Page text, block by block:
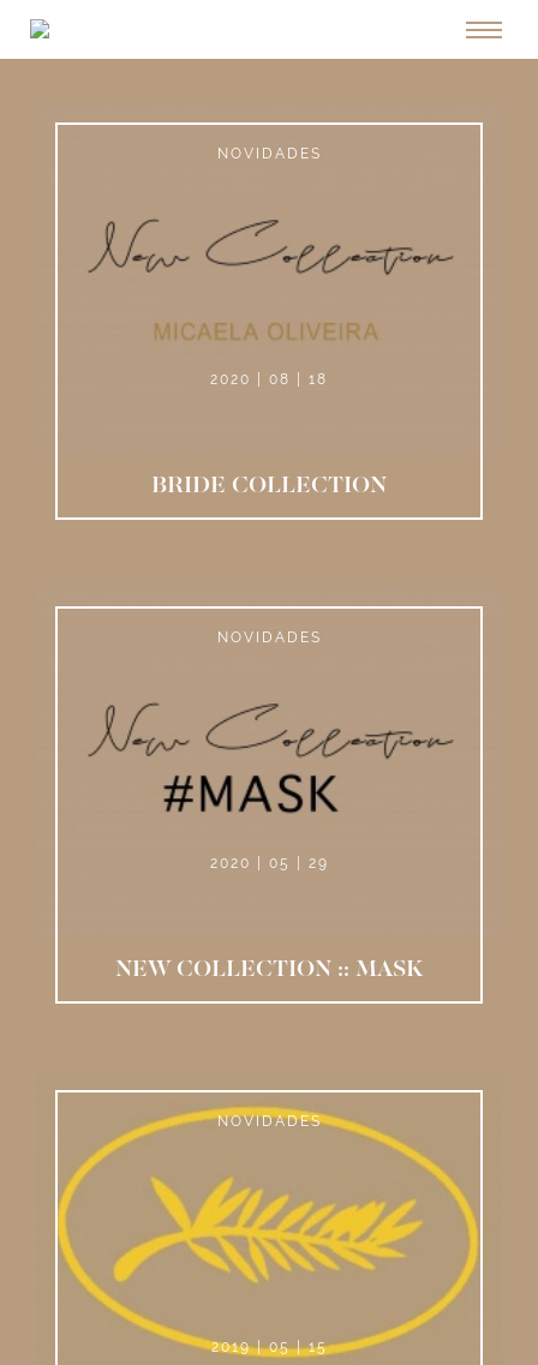
2020 | 08 | 18
NOVIDADES
BRIDE COLLECTION
2020 | 05 | 29
NOVIDADES
NEW COLLECTION :: MASK
2019 | 05 | 15
NOVIDADES